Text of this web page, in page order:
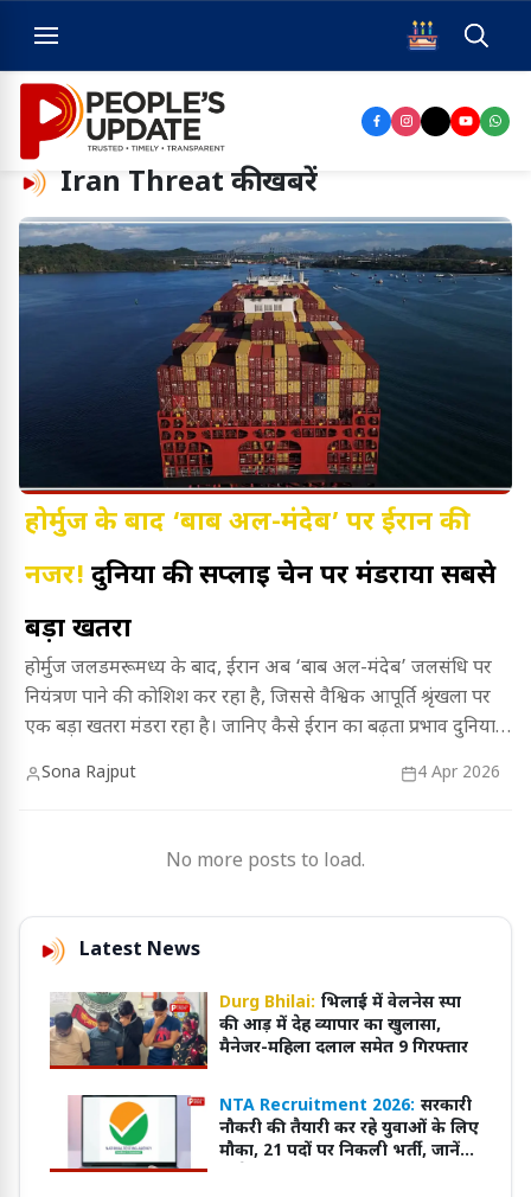
Iran Threat की खबरें
होर्मुज के बाद ‘बाब अल-मंदेब’ पर ईरान की
नजर! दुनिया की सप्लाई चेन पर मंडराया सबसे
बड़ा खतरा
होर्मुज जलडमरूमध्य के बाद, ईरान अब ‘बाब अल-मंदेब’ जलसंधि पर
नियंत्रण पाने की कोशिश कर रहा है, जिससे वैश्विक आपूर्ति श्रृंखला पर
एक बड़ा खतरा मंडरा रहा है। जानिए कैसे ईरान का बढ़ता प्रभाव दुनिया
Sona Rajput 4 Apr 2026
No more posts to load.
Latest News
Durg Bhilai: भिलाई में वेलनेस स्पा
की आड़ में देह व्यापार का खुलासा,
मैनेजर-महिला दलाल समेत 9 गिरफ्तार
NTA Recruitment 2026: सरकारी
नौकरी की तैयारी कर रहे युवाओं के लिए
मौका, 21 पदों पर निकली भर्ती, जानें